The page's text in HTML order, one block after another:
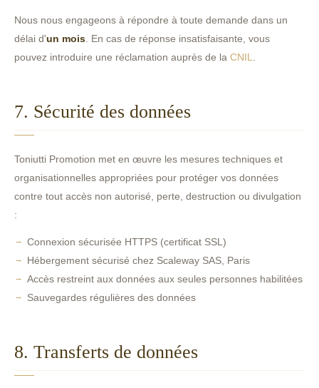
Nous nous engageons à répondre à toute demande dans un
délai d'un mois . En cas de réponse insatisfaisante, vous
pouvez introduire une réclamation auprès de la CNIL
7. Sécurité des données
Toniutti Promotion met en œuvre les mesures techniques et
organisationnelles appropriées pour protéger vos données
contre tout accès non autorisé, perte, destruction ou divulgation
:
Connexion sécurisée HTTPS (certificat SSL)
Hébergement sécurisé chez Scaleway SAS, Paris
Accès restreint aux données aux seules personnes habilitées
Sauvegardes régulières des données
8. Transferts de données